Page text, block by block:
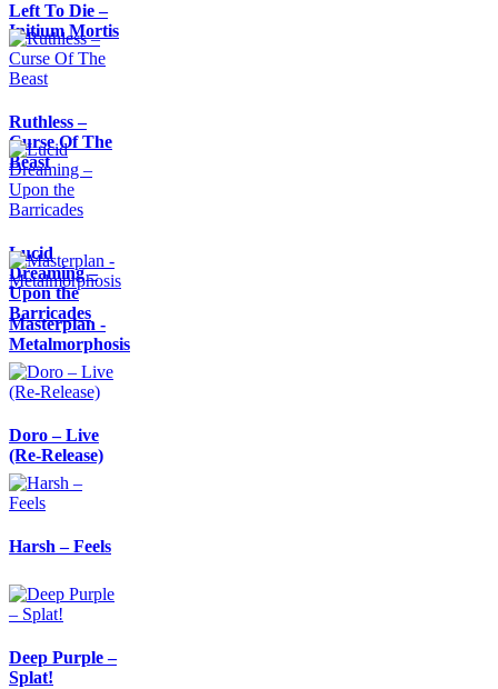
Left To Die –
Initium Mortis
Ruthless –
Curse Of The
Beast
Lucid
Dreaming –
Upon the
Barricades
Masterplan -
Metalmorphosis
Doro – Live
(Re-Release)
Harsh – Feels
Deep Purple –
Splat!